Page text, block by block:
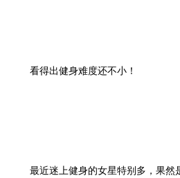
看得出健身难度还不小！
最近迷上健身的女星特别多，果然